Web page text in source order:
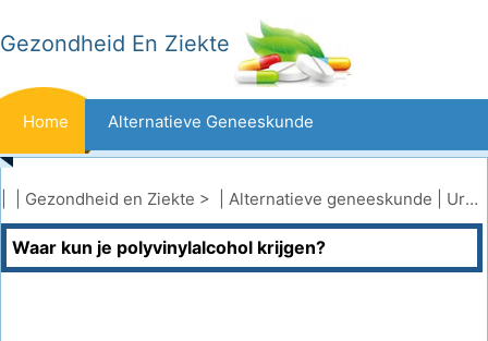
Gezondheid En Ziekte
Home Alternatieve Geneeskunde
Beten En Steken Kanker
Aandoeningen En Behandelingen Mond- En Tandzorg
Gezondheid en Ziekte > | Alternatieve geneeskunde Urinetherapie
Waar kun je polyvinylalcohol krijgen?